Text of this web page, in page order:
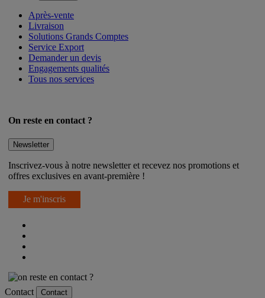
Après-vente
Livraison
Solutions Grands Comptes
Service Export
Demander un devis
Engagements qualités
Tous nos services
On reste en contact ?
Newsletter
Inscrivez-vous à notre newsletter et recevez nos promotions et
offres exclusives en avant-première !
Je m'inscris
Contact Contact